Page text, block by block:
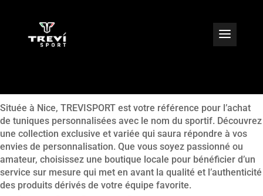
Située à Nice, TREVISPORT est votre référence pour l’achat
de tuniques personnalisées avec le nom du sportif. Découvrez
une collection exclusive et variée qui saura répondre à vos
envies de personnalisation. Que vous soyez passionné ou
amateur, choisissez une boutique locale pour bénéficier d’un
service sur mesure qui met en avant la qualité et l’authenticité
des produits dérivés de votre équipe favorite.